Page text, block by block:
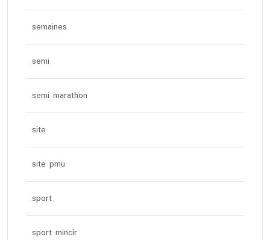
semaines
semi
semi marathon
site
site pmu
sport
sport mincir